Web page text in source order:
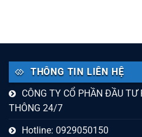
THÔNG TIN LIÊN HỆ
CÔNG TY CỔ PHẦN ĐẦU TƯ
THÔNG 24/7
Hotline: 0929050150